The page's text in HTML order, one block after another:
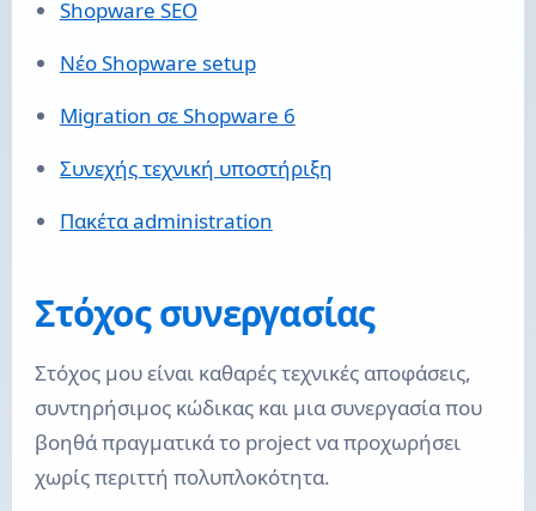
Shopware SEO
Νέο Shopware setup
Migration σε Shopware 6
Συνεχής τεχνική υποστήριξη
Πακέτα administration
Στόχος συνεργασίας
Στόχος μου είναι καθαρές τεχνικές αποφάσεις,
συντηρήσιμος κώδικας και μια συνεργασία που
βοηθά πραγματικά το project να προχωρήσει
χωρίς περιττή πολυπλοκότητα.